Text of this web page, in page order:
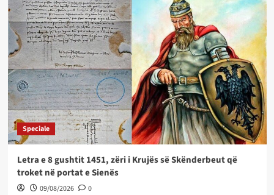
Speciale
Letra e 8 gushtit 1451, zëri i Krujës së Skënderbeut që
troket në portat e Sienës
09/08/2026 0